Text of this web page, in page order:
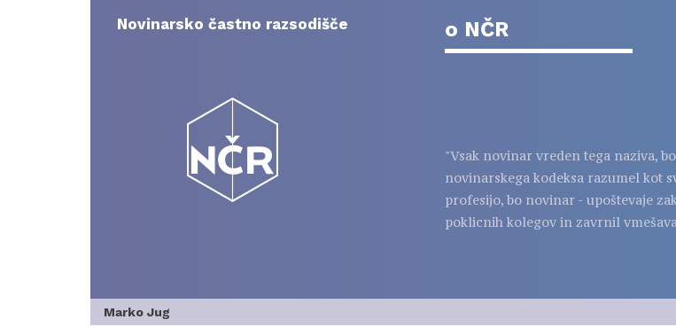
contentNovinarsko častno razsodišče o NČR
"Vsak novinar vreden tega naziva,
novinarskega kodeksa razumel kot
profesijo, bo novinar - upoštevaje
poklicnih kolegov in zavrnil
Marko Jug